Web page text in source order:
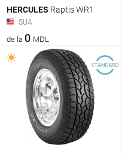
HERCULES Raptis WR1
SUA
de la 0 MDL